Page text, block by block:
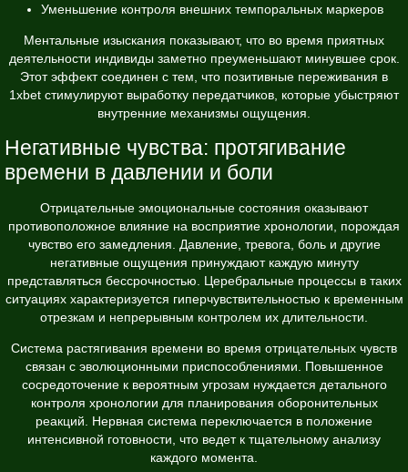
Уменьшение контроля внешних темпоральных маркеров
Ментальные изыскания показывают, что во время приятных
деятельности индивиды заметно преуменьшают минувшее срок.
Этот эффект соединен с тем, что позитивные переживания в
1xbet стимулируют выработку передатчиков, которые убыстряют
внутренние механизмы ощущения.
Негативные чувства: протягивание
времени в давлении и боли
Отрицательные эмоциональные состояния оказывают
противоположное влияние на восприятие хронологии, порождая
чувство его замедления. Давление, тревога, боль и другие
негативные ощущения принуждают каждую минуту
представляться бессрочностью. Церебральные процессы в таких
ситуациях характеризуется гиперчувствительностью к временным
отрезкам и непрерывным контролем их длительности.
Система растягивания времени во время отрицательных чувств
связан с эволюционными приспособлениями. Повышенное
сосредоточение к вероятным угрозам нуждается детального
контроля хронологии для планирования оборонительных
реакций. Нервная система переключается в положение
интенсивной готовности, что ведет к тщательному анализу
каждого момента.